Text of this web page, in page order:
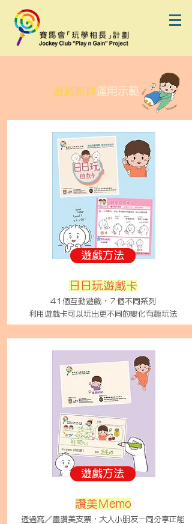
遊戲教具運用示範
遊戲方法
日日玩遊戲卡
41個互動遊戲，７個不同系列
​利用遊戲卡可以玩出更不同的變化有趣玩法
遊戲方法
讚美Ｍemo
透過寫／畫讚美支票，大人小朋友一同分享正能